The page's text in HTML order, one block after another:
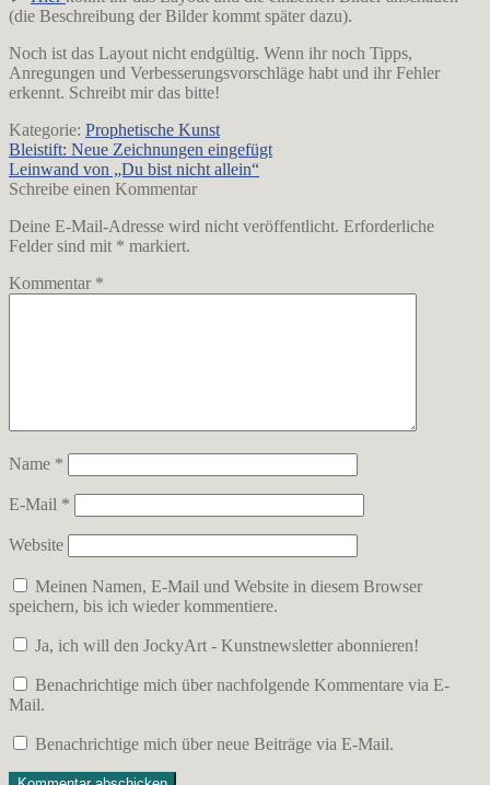
(die Beschreibung der Bilder kommt später dazu).
Noch ist das Layout nicht endgültig. Wenn ihr noch Tipps,
Anregungen und Verbesserungsvorschläge habt und ihr Fehler
erkennt. Schreibt mir das bitte!
Kategorie: Prophetische Kunst
Beitrags-
Navigation
Vorheriger
Beitrag:
Bleistift: Neue Zeichnungen eingefügt
Nächster
Beitrag:
Leinwand von „Du bist nicht allein“
Schreibe einen Kommentar
Deine E-Mail-Adresse wird nicht veröffentlicht. Erforderliche
Felder sind mit * markiert.
Kommentar *
Name *
E-Mail *
Website
Meinen Namen, E-Mail und Website in diesem Browser
speichern, bis ich wieder kommentiere.
Ja, ich will den JockyArt - Kunstnewsletter abonnieren!
Benachrichtige mich über nachfolgende Kommentare via E-
Mail.
Benachrichtige mich über neue Beiträge via E-Mail.